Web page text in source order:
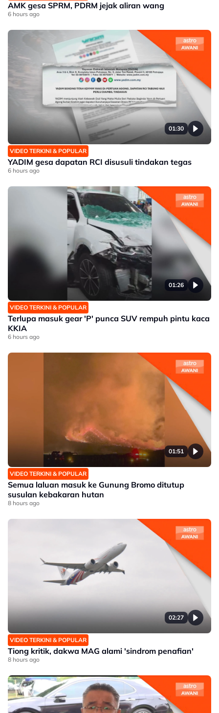
AMK gesa SPRM, PDRM jejak aliran wang
6 hours ago
01:30
VIDEO TERKINI & POPULAR
YADIM gesa dapatan RCI disusuli tindakan tegas
6 hours ago
01:26
VIDEO TERKINI & POPULAR
Terlupa masuk gear 'P' punca SUV rempuh pintu kaca
KKIA
6 hours ago
01:51
VIDEO TERKINI & POPULAR
Semua laluan masuk ke Gunung Bromo ditutup
susulan kebakaran hutan
8 hours ago
02:27
VIDEO TERKINI & POPULAR
Tiong kritik, dakwa MAG alami 'sindrom penafian'
8 hours ago